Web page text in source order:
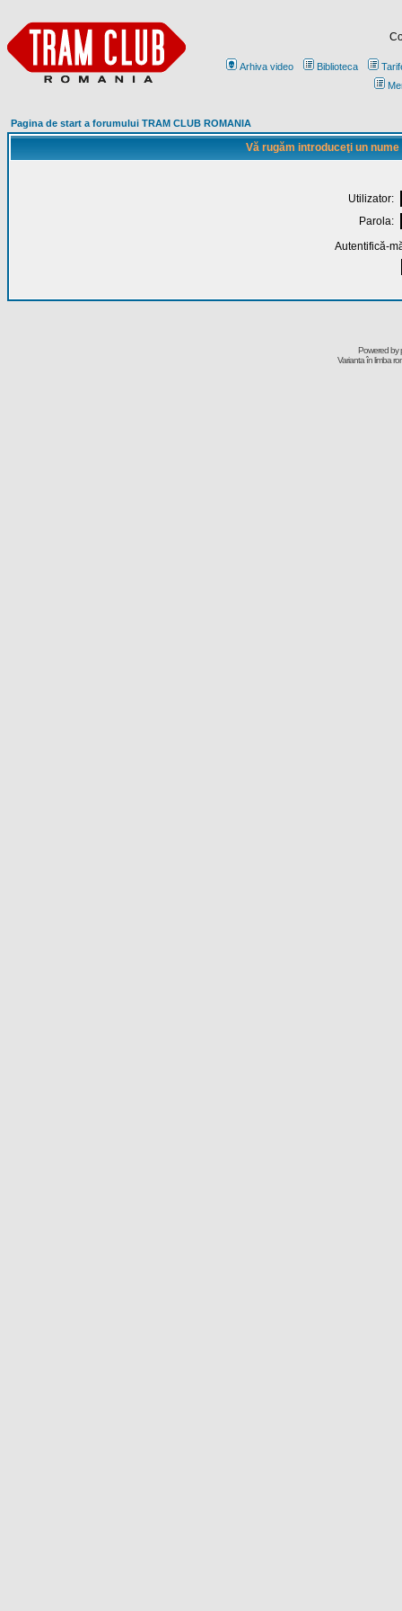
Arhiva video Biblioteca
Pagina de start a forumului TRAM CLUB ROMANIA
Vă rugăm introduceţi un
Utilizator:
Parola:
Autentifică-
Powered by
Varianta în limba